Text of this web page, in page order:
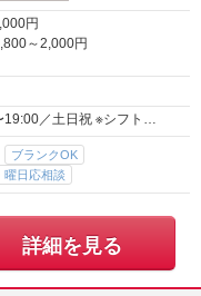
円
～2,000円
13:00〜21:00／平日 11:00〜19:00／土日祝 ※シフト…
ブランクOK
曜日応相談
詳細を見る